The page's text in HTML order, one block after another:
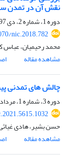
نقش آن در تمدن
دوره 1، شماره 2، دی 1397، صفحه
nic.2018.782
محمد رحیمیان،
مشاهده مقاله
چالش های تمدنی
دوره 3، شماره 1، مرداد 1399، صفحه
حسن بشیر، هادی
مشاهده مقاله